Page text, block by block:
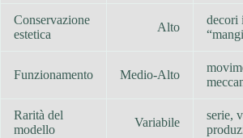
Conservazione
estetica
Alto
decori
Funzionamento Medio-Alto
Rarità del
modello
Variabile
serie,